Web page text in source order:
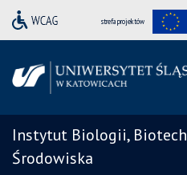
strefa projektów
Instytut Biologii,
Środowiska